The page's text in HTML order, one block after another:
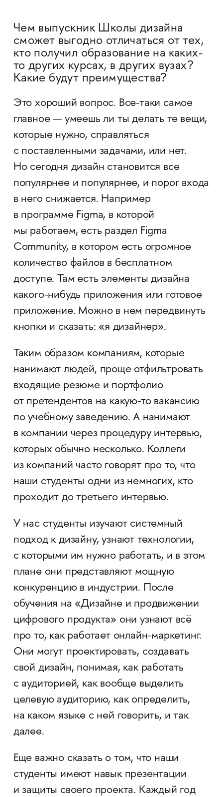
Чем выпускник Школы дизайна
сможет выгодно отличаться от тех,
кто получил образование на каких-
то других курсах, в других вузах?
Какие будут преимущества?
Это хороший вопрос. Все-таки самое
главное — умеешь ли ты делать те вещи,
которые нужно, справляться
с поставленными задачами, или нет.
Но сегодня дизайн становится все
популярнее и популярнее, и порог входа
в него снижается. Например
в программе Figma, в которой
мы работаем, есть раздел Figma
Community, в котором есть огромное
количество файлов в бесплатном
доступе. Там есть элементы дизайна
какого-нибудь приложения или готовое
приложение. Можно в нем передвинуть
кнопки и сказать: «я дизайнер».
Таким образом компаниям, которые
нанимают людей, проще отфильтровать
входящие резюме и портфолио
от претендентов на какую-то вакансию
по учебному заведению. А нанимают
в компании через процедуру интервью,
которых обычно несколько. Коллеги
из компаний часто говорят про то, что
наши студенты одни из немногих, кто
проходит до третьего интервью.
У нас студенты изучают системный
подход к дизайну, узнают технологии,
с которыми им нужно работать, и в этом
плане они представляют мощную
конкуренцию в индустрии. После
обучения на «Дизайне и продвижении
цифрового продукта» они узнают всё
про то, как работает онлайн-маркетинг.
Они могут проектировать, создавать
свой дизайн, понимая, как работать
с аудиторией, как вообще выделить
целевую аудиторию, как определить,
на каком языке с ней говорить, и так
далее.
Еще важно сказать о том, что наши
студенты имеют навык презентации
и защиты своего проекта. Каждый год